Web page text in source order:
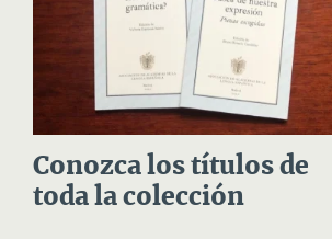
Conozca los títulos de
toda la colección